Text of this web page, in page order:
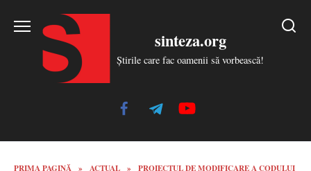
sinteza.org
Știrile care fac oamenii să vorbească!
PRIMA PAGINĂ » ACTUAL »
PROIECTUL DE MODIFICARE A CODULUI